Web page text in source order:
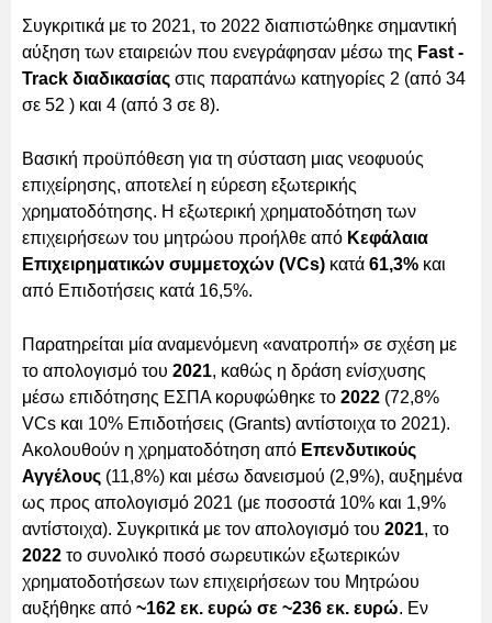
Συγκριτικά με το 2021, το 2022 διαπιστώθηκε σημαντική
αύξηση των εταιρειών που ενεγράφησαν μέσω της Fast -
Track διαδικασίας στις παραπάνω κατηγορίες 2 (από 34
σε 52 ) και 4 (από 3 σε 8).
Βασική προϋπόθεση για τη σύσταση μιας νεοφυούς
επιχείρησης, αποτελεί η εύρεση εξωτερικής
χρηματοδότησης. Η εξωτερική χρηματοδότηση των
επιχειρήσεων του μητρώου προήλθε από Κεφάλαια
Επιχειρηματικών συμμετοχών (VCs) κατά 61,3% και
από Επιδοτήσεις κατά 16,5%.
Παρατηρείται μία αναμενόμενη «ανατροπή» σε σχέση με
το απολογισμό του 2021, καθώς η δράση ενίσχυσης
μέσω επιδότησης ΕΣΠΑ κορυφώθηκε το 2022 (72,8%
VCs και 10% Επιδοτήσεις (Grants) αντίστοιχα το 2021).
Ακολουθούν η χρηματοδότηση από Επενδυτικούς
Αγγέλους (11,8%) και μέσω δανεισμού (2,9%), αυξημένα
ως προς απολογισμό 2021 (με ποσοστά 10% και 1,9%
αντίστοιχα). Συγκριτικά με τον απολογισμό του 2021, το
2022 το συνολικό ποσό σωρευτικών εξωτερικών
χρηματοδοτήσεων των επιχειρήσεων του Μητρώου
αυξήθηκε από ~162 εκ. ευρώ σε ~236 εκ. ευρώ. Εν